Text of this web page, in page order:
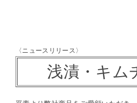
〈ニュースリリース〉
浅漬・キム